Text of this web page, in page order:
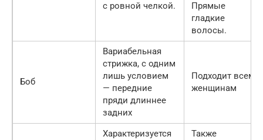
с ровной челкой.
Прямые
гладкие
волосы.
Боб
Вариабельная
стрижка, с одним
лишь условием
— передние
пряди длиннее
задних
Подходит всем
женщинам
Характеризуется
Также